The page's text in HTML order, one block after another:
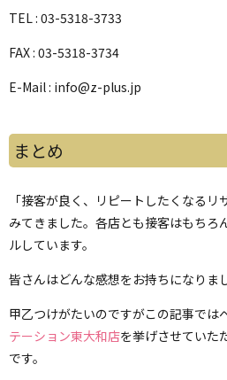
TEL : 03-5318-3733
FAX : 03-5318-3734
E-Mail : info@z-plus.jp
まとめ
「接客が良く、リピートしたくなる
みてきました。各店とも接客はもちろ
ルしています。
皆さんはどんな感想をお持ちになりま
甲乙つけがたいのですがこの記事では
テーション東大和店を挙げさせていた
です。